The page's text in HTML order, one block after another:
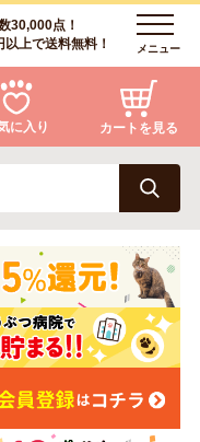
30,000点！
以上で送料無料！
メニュー
猫
アクア・爬虫類・昆虫
キャットフード
に入り カートを見る